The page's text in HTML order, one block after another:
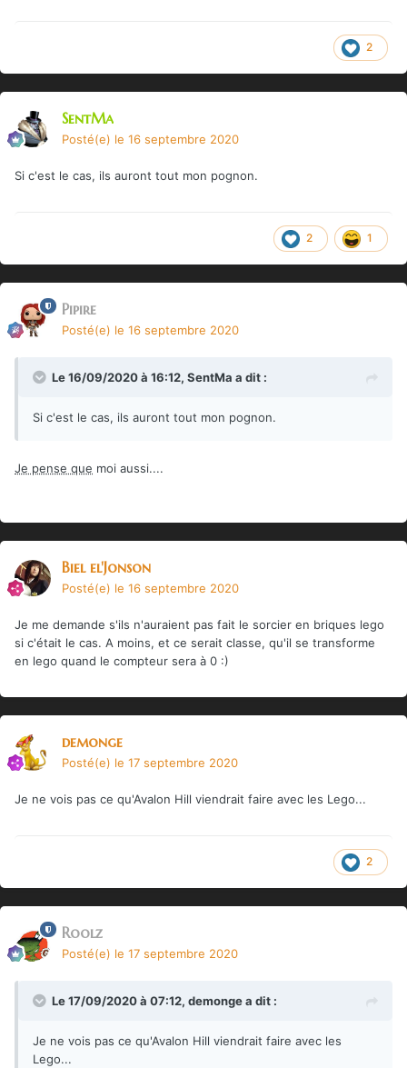
2
SentMa
Posté(e) le 16 septembre 2020
Si c'est le cas, ils auront tout mon pognon.
2 1
Pipire
Posté(e) le 16 septembre 2020
Le 16/09/2020 à 16:12, SentMa a dit :
Si c'est le cas, ils auront tout mon pognon.
Je pense que moi aussi....
Biel el'Jonson
Posté(e) le 16 septembre 2020
Je me demande s'ils n'auraient pas fait le sorcier en briques lego
si c'était le cas. A moins, et ce serait classe, qu'il se transforme
en lego quand le compteur sera à 0 :)
demonge
Posté(e) le 17 septembre 2020
Je ne vois pas ce qu'Avalon Hill viendrait faire avec les Lego...
2
Roolz
Posté(e) le 17 septembre 2020
Le 17/09/2020 à 07:12, demongea dit :
Je ne vois pas ce qu'Avalon Hill viendrait faire avec les
Lego...